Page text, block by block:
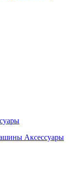
Аксессуары